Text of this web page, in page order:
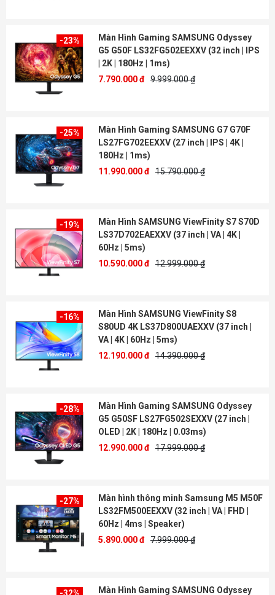
-23%
Màn Hình Gaming SAMSUNG Odyssey
G5 G50F LS32FG502EEXXV (32 inch | IPS
| 2K | 180Hz | 1ms)
7.790.000 đ 9.999.000 ₫
-25%
Màn Hình Gaming SAMSUNG G7 G70F
LS27FG702EEXXV (27 inch | IPS | 4K |
180Hz | 1ms)
11.990.000 đ 15.790.000 ₫
-19%
Màn Hình SAMSUNG ViewFinity S7 S70D
LS37D702EAEXXV (37 inch | VA | 4K |
60Hz | 5ms)
10.590.000 đ 12.999.000 ₫
-16%
Màn Hình SAMSUNG ViewFinity S8
S80UD 4K LS37D800UAEXXV (37 inch |
VA | 4K | 60Hz | 5ms)
12.190.000 đ 14.390.000 ₫
-28%
Màn Hình Gaming SAMSUNG Odyssey
G5 G50SF LS27FG502SEXXV (27 inch |
OLED | 2K | 180Hz | 0.03ms)
12.990.000 đ 17.999.000 ₫
-27%
Màn hình thông minh Samsung M5 M50F
LS32FM500EEXXV (32 inch | VA | FHD |
60Hz | 4ms | Speaker)
5.890.000 đ 7.999.000 ₫
Màn Hình Gaming SAMSUNG Odyssey